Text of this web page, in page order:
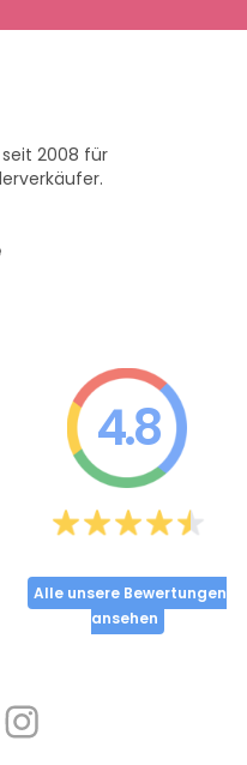
2008 für
4.8
Alle unsere Bewertungen
ansehen